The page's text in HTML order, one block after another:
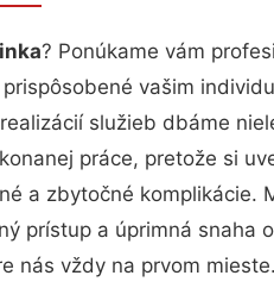
? Ponúkame vám
vašim
služieb dbáme
práce, pretože si
a zbytočné komplikácie.
prístup a úprimná snaha
nás vždy na prvom